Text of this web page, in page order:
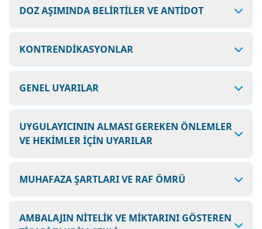
DOZ AŞIMINDA BELİRTİLER VE ANTİDOT
KONTRENDİKASYONLAR
GENEL UYARILAR
UYGULAYICININ ALMASI GEREKEN ÖNLEMLER
VE HEKİMLER İÇİN UYARILAR
MUHAFAZA ŞARTLARI VE RAF ÖMRÜ
AMBALAJIN NİTELİK VE MİKTARINI GÖSTEREN